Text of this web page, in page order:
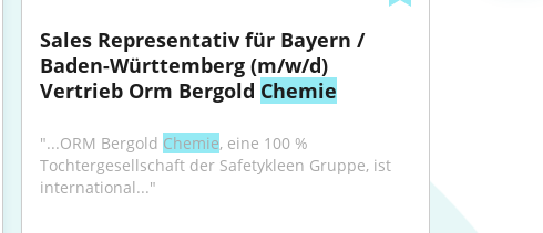
Sales Representativ für Bayern /
Baden-Württemberg (m/w/d)
Vertrieb Orm Bergold Chemie
"...ORM Bergold Chemie, eine 100 %
Tochtergesellschaft der Safetykleen Gruppe, ist
international..."